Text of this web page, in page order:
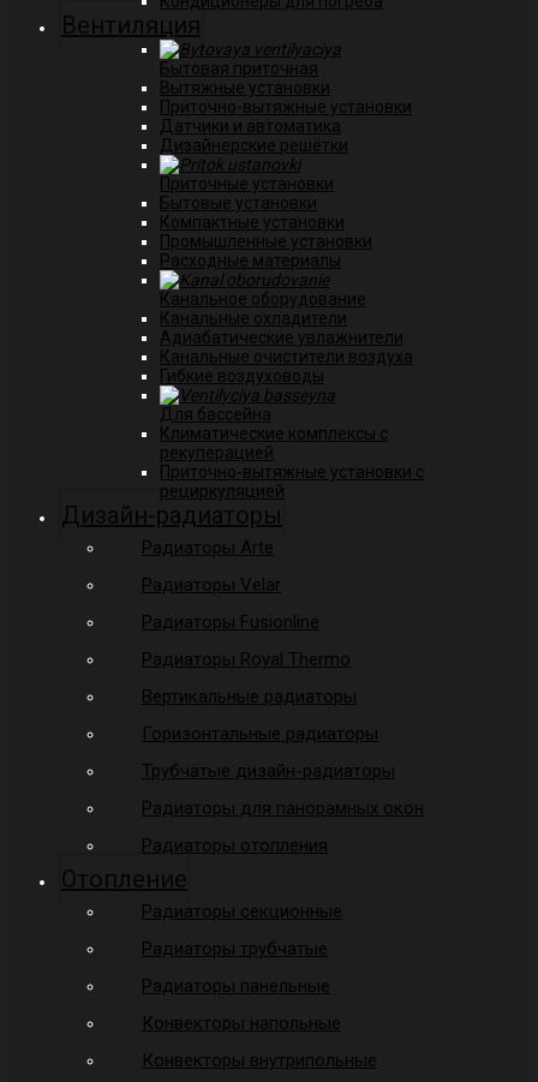
Вентиляция
Бытовая приточная
Вытяжные установки
Приточно-вытяжные установки
Датчики и автоматика
Дизайнерские решётки
Приточные установки
Бытовые установки
Компактные установки
Промышленные установки
Расходные материалы
Канальное оборудование
Канальные охладители
Адиабатические увлажнители
Канальные очистители воздуха
Гибкие воздуховоды
Для бассейна
Климатические комплексы с
рекуперацией
Приточно-вытяжные установки с
рециркуляцией
Дизайн-радиаторы
Радиаторы Arte
Радиаторы Velar
Радиаторы Fusionline
Радиаторы Royal Thermo
Вертикальные радиаторы
Горизонтальные радиаторы
Трубчатые дизайн-радиаторы
Радиаторы для панорамных окон
Радиаторы отопления
Отопление
Радиаторы секционные
Радиаторы трубчатые
Радиаторы панельные
Конвекторы напольные
Конвекторы внутрипольные